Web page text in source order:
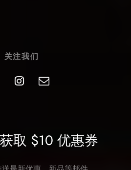
关注我们
取 $10 优惠券